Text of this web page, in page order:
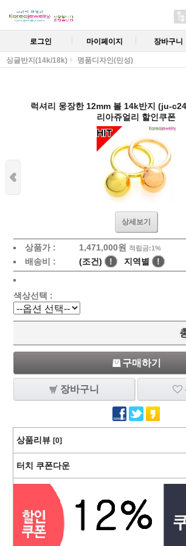
로그인 마이페이지 장바구니
싱글반지(14k/18k) 명품디자인(민성)
럭셔리 웅장한 12mm 볼 14k반지 (ju-
리아쥬얼리 할인쿠폰
상세보기
상품가 : 1,471,000원 적립금:1%
배송비 : (조건) ! 지역별 !
색상선택 :
구매하기
장바구니
상품리뷰 [0]
터치 쿠폰다운